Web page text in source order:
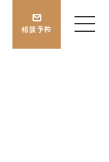
相談予約